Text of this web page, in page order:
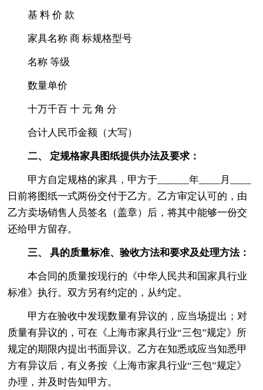
基 料 价 款
家具名称 商 标规格型号
名称 等级
数量单价
十万千百 十 元 角 分
合计人民币金额（大写）
二、 定规格家具图纸提供办法及要求：
甲方自定规格的家具，甲方于______年____月____
日前将图纸一式两份交付于乙方。乙方审定认可的，由
乙方卖场销售人员签名（盖章）后，将其中能够一份交
还给甲方留存。
三、 具的质量标准、验收方法和要求及处理方法：
本合同的质量按现行的《中华人民共和国家具行业
标准》执行。双方另有约定的，从约定。
甲方在验收中发现数量有异议的，应当场提出；对
质量有异议的，可在《上海市家具行业“三包”规定》所
规定的期限内提出书面异议。乙方在知悉或应当知悉甲
方有异议后，有义务按《上海市家具行业“三包”规定》
办理，并及时告知甲方。